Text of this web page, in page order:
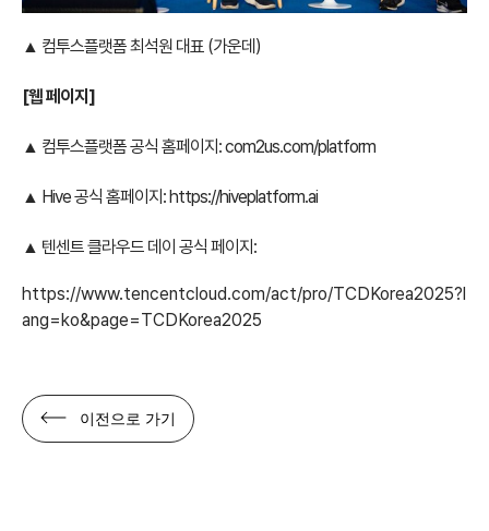
▲ 컴투스플랫폼 최석원 대표 (가운데)
[웹 페이지]
▲ 컴투스플랫폼 공식 홈페이지:com2us.com/platform
▲ Hive 공식 홈페이지:https://hiveplatform.ai
▲ 텐센트 클라우드 데이 공식 페이지:
https://www.tencentcloud.com/act/pro/TCDKorea2025?l
ang=ko&page=TCDKorea2025
이전으로 가기